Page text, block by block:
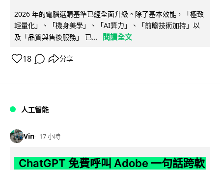
2026 年的電腦選購基準已經全面升級。除了基本效能，「極致
輕量化」、「機身美學」、「AI算力」、「前瞻技術加持」以
及「品質與售後服務」 已...
閱讀全文
18 分享
人工智能
Vin 17 小時
ChatGPT 免費呼叫 Adobe 一句話跨軟